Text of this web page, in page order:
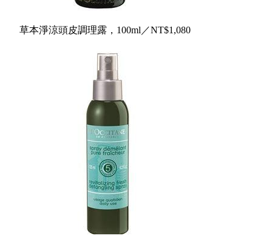
草本淨涼頭皮調理露， 100ml／NT$1,080